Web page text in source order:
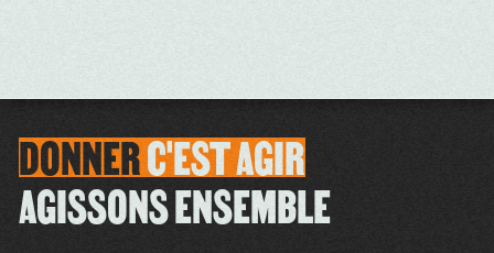
DONNERC'ESTAGIR
AGISSONS ENSEMBLE